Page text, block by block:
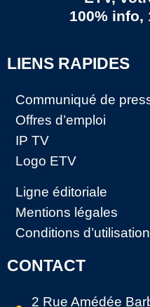
100% info,
LIENS RAPIDES
Communiqué de
Offres d’emploi
IP TV
Logo ETV
Ligne éditoriale
Mentions légales
Conditions d’utilisation
CONTACT
2 Rue Amédée